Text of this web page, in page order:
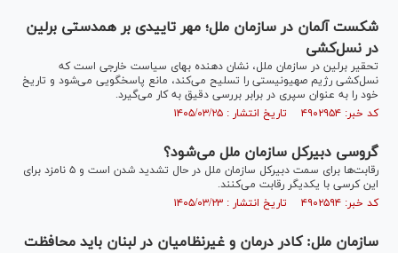
شکست آلمان در سازمان ملل؛ مهر تاییدی بر همدستی برلین
در نسل‌کشی
تحقیر برلین در سازمان ملل، نشان دهنده بهای سیاست خارجی است که
نسل‌کشی رژیم صهیونیستی را تسلیح می‌کند، مانع پاسخگویی می‌شود و تاریخ
خود را به عنوان سپری در برابر بررسی دقیق به کار می‌گیرد.
کد خبر: ۴۹۰۲۹۵۴ تاریخ انتشار : ۱۴۰۵/۰۳/۲۵
گروسی دبیرکل سازمان ملل می‌شود؟
رقابت‌ها برای سمت دبیرکل سازمان ملل در حال تشدید شدن است و ۵ نامزد برای
این کرسی با یکدیگر رقابت می‌کنند.
کد خبر: ۴۹۰۲۵۹۴ تاریخ انتشار : ۱۴۰۵/۰۳/۲۳
سازمان ملل: کادر درمان و غیرنظامیان در لبنان باید محافظت